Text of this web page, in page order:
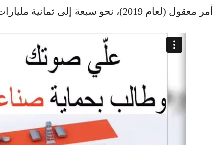
أمر معقول (لعام 2019)، نحو سبعة إلى ثمانية مليارات دولار”